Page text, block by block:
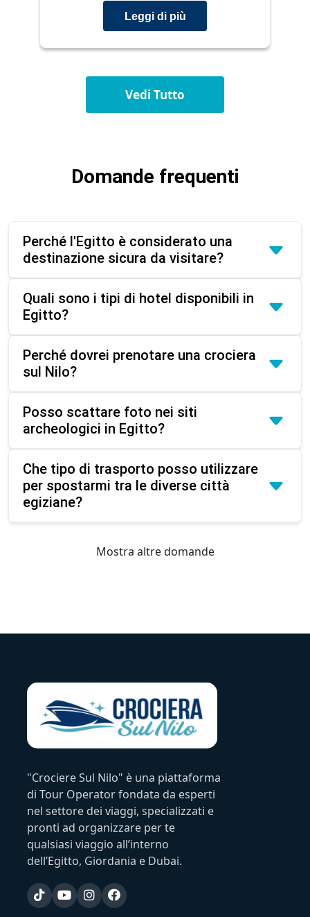
Leggi di più
Vedi Tutto
Domande frequenti
Perché l'Egitto è considerato una
destinazione sicura da visitare?
Quali sono i tipi di hotel disponibili in
Egitto?
Perché dovrei prenotare una crociera
sul Nilo?
Posso scattare foto nei siti
archeologici in Egitto?
Che tipo di trasporto posso utilizzare
per spostarmi tra le diverse città
egiziane?
Mostra altre domande
"Crociere Sul Nilo" è una piattaforma
di Tour Operator fondata da esperti
nel settore dei viaggi, specializzati e
pronti ad organizzare per te
qualsiasi viaggio all’interno
dell’Egitto, Giordania e Dubai.